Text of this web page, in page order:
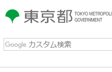
東京都 TOKYO METROPOLITAN
GOVERNMENT